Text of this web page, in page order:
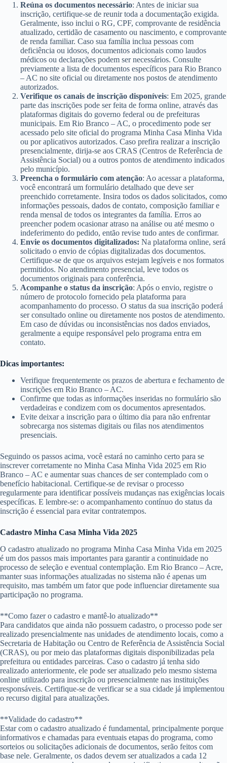
Reúna os documentos necessário: Antes de iniciar sua
inscrição, certifique-se de reunir toda a documentação exigida.
Geralmente, isso inclui o RG, CPF, comprovante de residência
atualizado, certidão de casamento ou nascimento, e comprovante
de renda familiar. Caso sua família inclua pessoas com
deficiência ou idosos, documentos adicionais como laudos
médicos ou declarações podem ser necessários. Consulte
previamente a lista de documentos específicos para Rio Branco
– AC no site oficial ou diretamente nos postos de atendimento
autorizados.
Verifique os canais de inscrição disponíveis: Em 2025, grande
parte das inscrições pode ser feita de forma online, através das
plataformas digitais do governo federal ou de prefeituras
municipais. Em Rio Branco – AC, o procedimento pode ser
acessado pelo site oficial do programa Minha Casa Minha Vida
ou por aplicativos autorizados. Caso prefira realizar a inscrição
presencialmente, dirija-se aos CRAS (Centros de Referência de
Assistência Social) ou a outros pontos de atendimento indicados
pelo município.
Preencha o formulário com atenção: Ao acessar a plataforma,
você encontrará um formulário detalhado que deve ser
preenchido corretamente. Insira todos os dados solicitados, como
informações pessoais, dados de contato, composição familiar e
renda mensal de todos os integrantes da família. Erros ao
preencher podem ocasionar atraso na análise ou até mesmo o
indeferimento do pedido, então revise tudo antes de confirmar.
Envie os documentos digitalizados: Na plataforma online, será
solicitado o envio de cópias digitalizadas dos documentos.
Certifique-se de que os arquivos estejam legíveis e nos formatos
permitidos. No atendimento presencial, leve todos os
documentos originais para conferência.
Acompanhe o status da inscrição: Após o envio, registre o
número de protocolo fornecido pela plataforma para
acompanhamento do processo. O status da sua inscrição poderá
ser consultado online ou diretamente nos postos de atendimento.
Em caso de dúvidas ou inconsistências nos dados enviados,
geralmente a equipe responsável pelo programa entra em
contato.
Dicas importantes:
Verifique frequentemente os prazos de abertura e fechamento de
inscrições em Rio Branco – AC.
Confirme que todas as informações inseridas no formulário são
verdadeiras e condizem com os documentos apresentados.
Evite deixar a inscrição para o último dia para não enfrentar
sobrecarga nos sistemas digitais ou filas nos atendimentos
presenciais.
Seguindo os passos acima, você estará no caminho certo para se
inscrever corretamente no Minha Casa Minha Vida 2025 em Rio
Branco – AC e aumentar suas chances de ser contemplado com o
benefício habitacional. Certifique-se de revisar o processo
regularmente para identificar possíveis mudanças nas exigências locais
específicas. E lembre-se: o acompanhamento contínuo do status da
inscrição é essencial para evitar contratempos.
Cadastro Minha Casa Minha Vida 2025
O cadastro atualizado no programa Minha Casa Minha Vida em 2025
é um dos passos mais importantes para garantir a continuidade no
processo de seleção e eventual contemplação. Em Rio Branco – Acre,
manter suas informações atualizadas no sistema não é apenas um
requisito, mas também um fator que pode influenciar diretamente sua
participação no programa.
**Como fazer o cadastro e mantê-lo atualizado**
Para candidatos que ainda não possuem cadastro, o processo pode ser
realizado presencialmente nas unidades de atendimento locais, como a
Secretaria de Habitação ou Centro de Referência de Assistência Social
(CRAS), ou por meio das plataformas digitais disponibilizadas pela
prefeitura ou entidades parceiras. Caso o cadastro já tenha sido
realizado anteriormente, ele pode ser atualizado pelo mesmo sistema
online utilizado para inscrição ou presencialmente nas instituições
responsáveis. Certifique-se de verificar se a sua cidade já implementou
o recurso digital para atualizações.
**Validade do cadastro**
Estar com o cadastro atualizado é fundamental, principalmente porque
informativos e chamadas para eventuais etapas do programa, como
sorteios ou solicitações adicionais de documentos, serão feitos com
base nele. Geralmente, os dados devem ser atualizados a cada 12